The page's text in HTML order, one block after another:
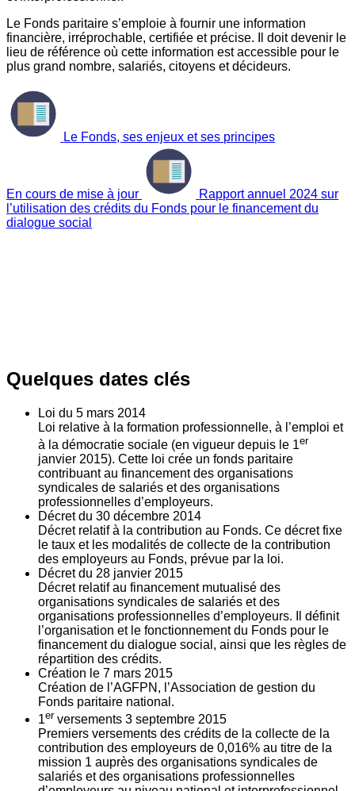
Le Fonds paritaire s’emploie à fournir une information
financière, irréprochable, certifiée et précise. Il doit devenir le
lieu de référence où cette information est accessible pour le
plus grand nombre, salariés, citoyens et décideurs.
Le Fonds, ses enjeux et ses principes
En cours de mise à jour
Rapport annuel 2024 sur
l’utilisation des crédits du Fonds pour le financement du
dialogue social
Quelques dates clés
Loi du 5 mars 2014
Loi relative à la formation professionnelle, à l’emploi et
à la démocratie sociale (en vigueur depuis le 1er
janvier 2015). Cette loi crée un fonds paritaire
contribuant au financement des organisations
syndicales de salariés et des organisations
professionnelles d’employeurs.
Décret du 30 décembre 2014
Décret relatif à la contribution au Fonds. Ce décret fixe
le taux et les modalités de collecte de la contribution
des employeurs au Fonds, prévue par la loi.
Décret du 28 janvier 2015
Décret relatif au financement mutualisé des
organisations syndicales de salariés et des
organisations professionnelles d’employeurs. Il définit
l’organisation et le fonctionnement du Fonds pour le
financement du dialogue social, ainsi que les règles de
répartition des crédits.
Création le 7 mars 2015
Création de l’AGFPN, l’Association de gestion du
Fonds paritaire national.
1er versements 3 septembre 2015
Premiers versements des crédits de la collecte de la
contribution des employeurs de 0,016% au titre de la
mission 1 auprès des organisations syndicales de
salariés et des organisations professionnelles